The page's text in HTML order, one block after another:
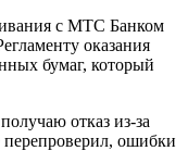
с МТС Банком
оказания
бумаг, который
отказ из-за
ошибки